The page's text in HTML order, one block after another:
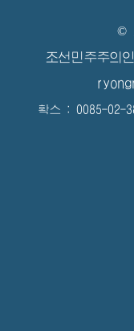
©
조선민주주의
확스 : 0085-